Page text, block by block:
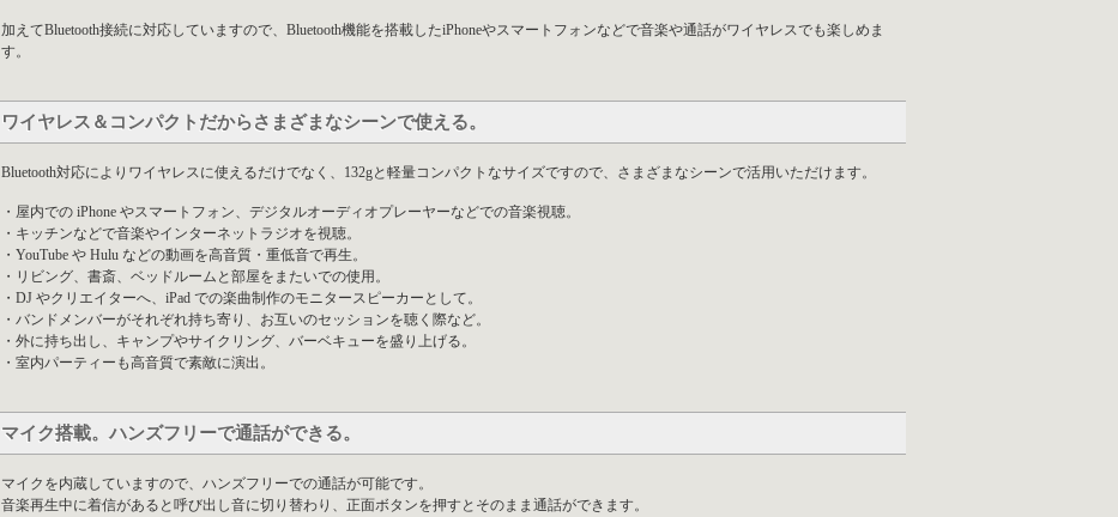
加えてBluetooth接続に対応していますので、Bluetooth機能を搭載したiPhoneやスマートフォンなどで音楽や通話がワイヤレスでも楽しめま
す。
ワイヤレス＆コンパクトだからさまざまなシーンで使える。
Bluetooth対応によりワイヤレスに使えるだけでなく、132gと軽量コンパクトなサイズですので、さまざまなシーンで活用いただけます。
・屋内での iPhone やスマートフォン、デジタルオーディオプレーヤーなどでの音楽視聴。
・キッチンなどで音楽やインターネットラジオを視聴。
・YouTube や Hulu などの動画を高音質・重低音で再生。
・リビング、書斎、ベッドルームと部屋をまたいでの使用。
・DJ やクリエイターへ、iPad での楽曲制作のモニタースピーカーとして。
・バンドメンバーがそれぞれ持ち寄り、お互いのセッションを聴く際など。
・外に持ち出し、キャンプやサイクリング、バーベキューを盛り上げる。
・室内パーティーも高音質で素敵に演出。
マイク搭載。ハンズフリーで通話ができる。
マイクを内蔵していますので、ハンズフリーでの通話が可能です。
音楽再生中に着信があると呼び出し音に切り替わり、正面ボタンを押すとそのまま通話ができます。